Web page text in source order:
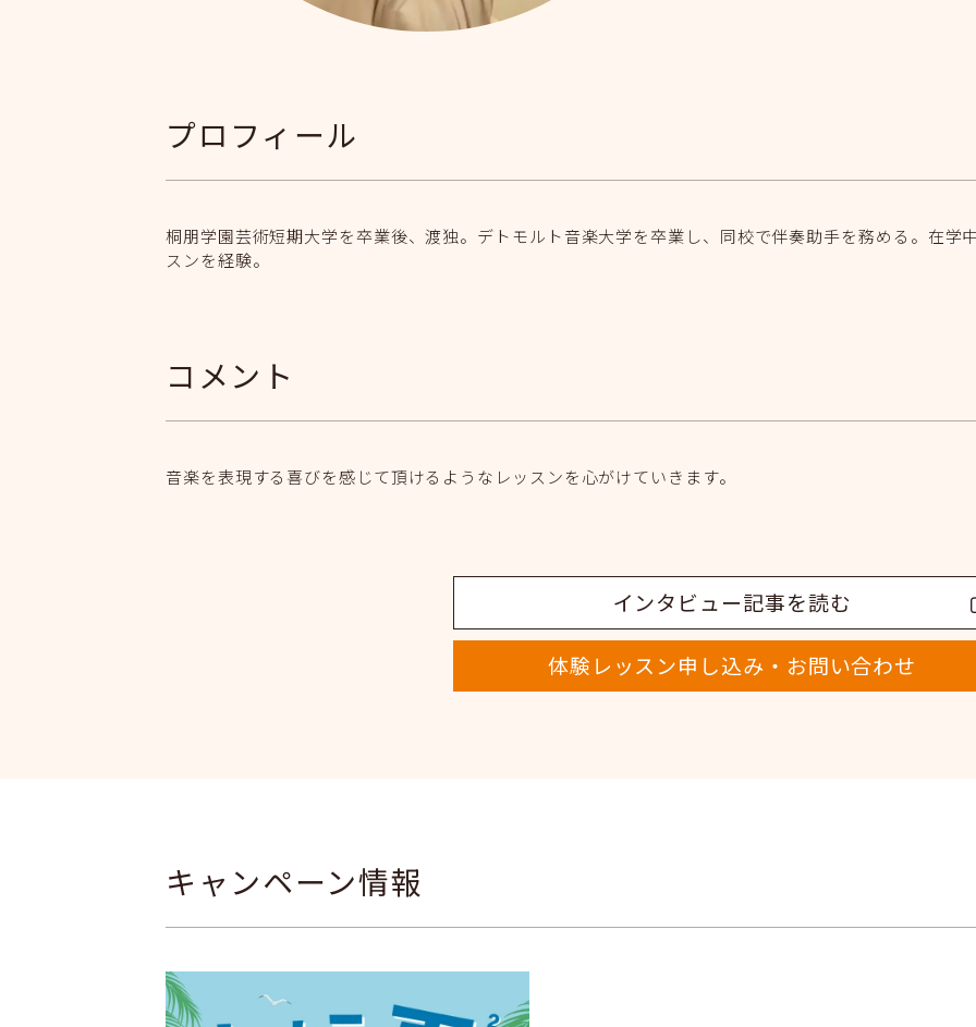
プロフィール
桐朋学園芸術短期大学を卒業後、渡独。デトモルト音楽大学を卒業し、同校で伴奏助手を務める。在学
スンを経験。
コメント
音楽を表現する喜びを感じて頂けるようなレッスンを心がけていきます。
インタビュー記事を読む
体験レッスン申し込み・お問い合わせ
キャンペーン情報